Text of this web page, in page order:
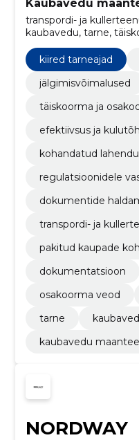
Kaubavedu
transpordi- ja
kaubavedu, tarne,
kaubavedu maanteel,
kaupade
kiired tarneajad
jälgimisvõimalused
täiskoorma ja
efektiivsus ja
kohandatud
regulatsioonidele
dokumentide
transpordi- ja
pakitud kaupade
dokumentatsioon
osakoorma veod
tarne
kaubavedu
NORDWAY